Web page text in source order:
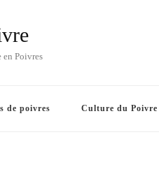
en Poivres
de poivres Culture du Poivre